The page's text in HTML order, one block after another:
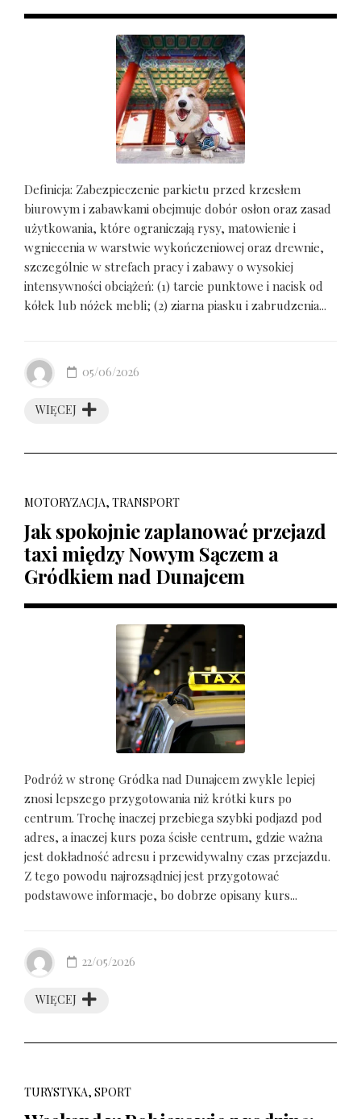
Definicja: Zabezpieczenie parkietu przed krzesłem
biurowym i zabawkami obejmuje dobór osłon oraz zasad
użytkowania, które ograniczają rysy, matowienie i
wgniecenia w warstwie wykończeniowej oraz drewnie,
szczególnie w strefach pracy i zabawy o wysokiej
intensywności obciążeń: (1) tarcie punktowe i nacisk od
kółek lub nóżek mebli; (2) ziarna piasku i zabrudzenia...
WIĘCEJ
05/06/2026
MOTORYZACJA, TRANSPORT
Jak spokojnie zaplanować przejazd
taxi między Nowym Sączem a
Gródkiem nad Dunajcem
Podróż w stronę Gródka nad Dunajcem zwykle lepiej
znosi lepszego przygotowania niż krótki kurs po
centrum. Trochę inaczej przebiega szybki podjazd pod
adres, a inaczej kurs poza ścisłe centrum, gdzie ważna
jest dokładność adresu i przewidywalny czas przejazdu.
Z tego powodu najrozsądniej jest przygotować
podstawowe informacje, bo dobrze opisany kurs...
WIĘCEJ
22/05/2026
TURYSTYKA, SPORT